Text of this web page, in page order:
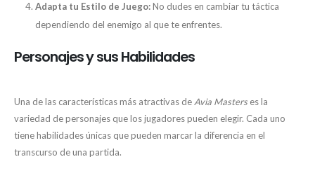
Adapta tu Estilo de Juego:No dudes en cambiar tu táctica
dependiendo del enemigo al que te enfrentes.
Personajes y sus Habilidades
Una de las características más atractivas deAvia Masters es la
variedad de personajes que los jugadores pueden elegir. Cada uno
tiene habilidades únicas que pueden marcar la diferencia en el
transcurso de una partida.